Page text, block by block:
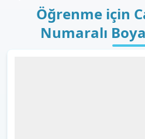
Öğrenme için
Numaralı